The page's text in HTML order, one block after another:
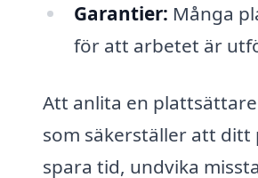
Garantier: Många
för att arbetet är
Att anlita en
som säkerställer att
spara tid, undvika